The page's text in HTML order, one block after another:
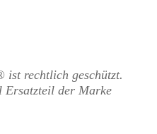
ist rechtlich geschützt.
der Marke